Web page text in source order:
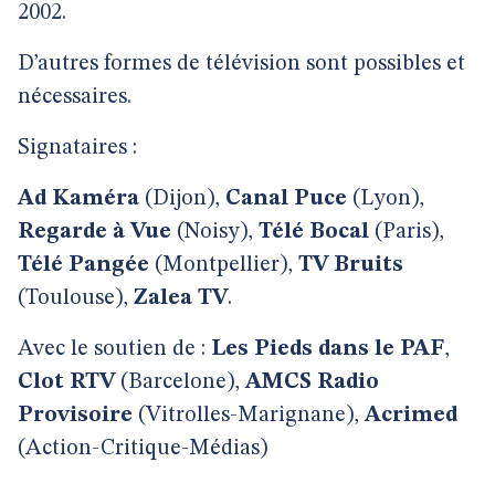
2002.
D’autres formes de télévision sont possibles et
nécessaires.
Signataires :
Ad Kaméra (Dijon), Canal Puce (Lyon),
Regarde à Vue (Noisy), Télé Bocal (Paris),
Télé Pangée (Montpellier), TV Bruits
(Toulouse), Zalea TV.
Avec le soutien de : Les Pieds dans le PAF,
Clot RTV (Barcelone),AMCS Radio
Provisoire (Vitrolles-Marignane),Acrimed
(Action-Critique-Médias)